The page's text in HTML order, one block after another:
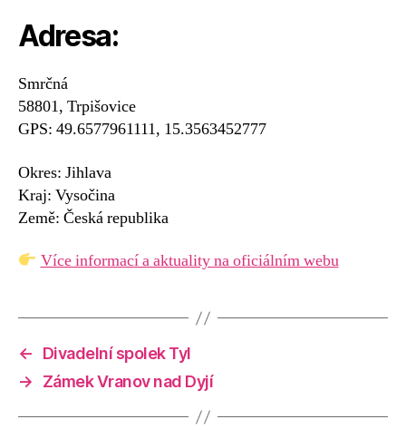
Adresa:
Smrčná
58801, Trpišovice
GPS: 49.6577961111, 15.3563452777
Okres: Jihlava
Kraj: Vysočina
Země: Česká republika
Více informací a aktuality na oficiálním webu
←
Divadelní spolek Tyl
→
Zámek Vranov nad Dyjí